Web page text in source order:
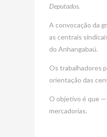
Deputados.
A convocação da
as centrais
do Anhangabaú.
Os trabalhadores
orientação das
O objetivo é que —
mercadorias.